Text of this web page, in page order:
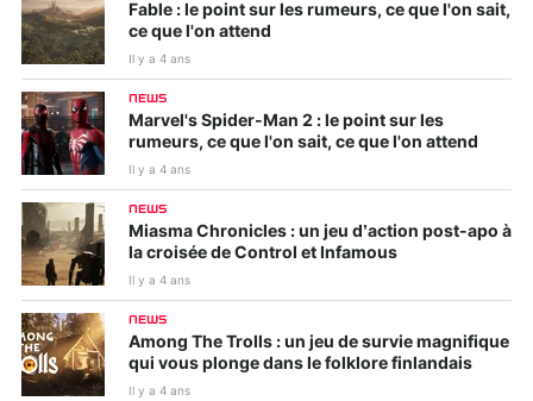
Fable : le point sur les rumeurs, ce que l'on sait,
ce que l'on attend
Il y a 4 ans
NEWS
Marvel's Spider-Man 2 : le point sur les
rumeurs, ce que l'on sait, ce que l'on attend
Il y a 4 ans
NEWS
Miasma Chronicles : un jeu d’action post-apo à
la croisée de Control et Infamous
Il y a 4 ans
NEWS
Among The Trolls : un jeu de survie magnifique
qui vous plonge dans le folklore finlandais
Il y a 4 ans